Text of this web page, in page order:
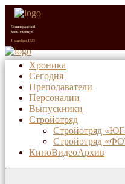
Ленинградский
кинотехникум
1 октября 1923
Санкт-Петербургский
киновидеотехнический
колледж (с 1992 г.)
1 октября 2023
Хроника
Сегодня
Преподаватели
Персоналии
Выпускники
Стройотряд
Стройотряд
Стройотряд
КиноВидеоАрхив